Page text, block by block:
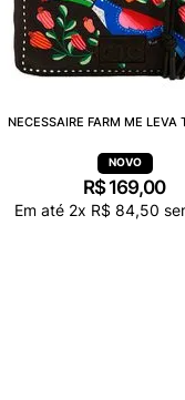
NECESSAIRE FARM ME LEVA
R$ 169,00
Em até 2x R$ 84,50